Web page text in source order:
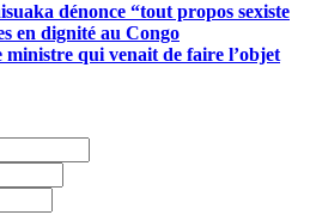
dénonce “tout propos sexiste
en dignité au Congo
qui venait de faire l’objet